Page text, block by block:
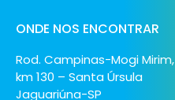
ONDE NOS ENCONTRAR
Rod. Campinas-Mogi Mirim,
km 130 – Santa Úrsula
Jaguariúna-SP